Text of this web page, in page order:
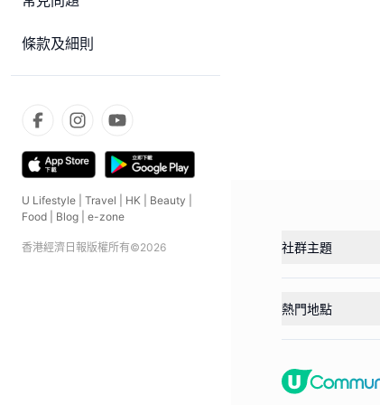
條款及細則
U Lifestyle Travel HK Beauty
Food
Blog e-zone
香港經濟日報版權所有©2026 社群主題
熱門地點